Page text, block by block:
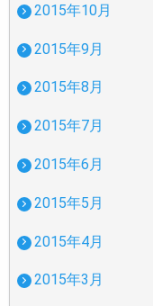
2015年10月
2015年9月
2015年8月
2015年7月
2015年6月
2015年5月
2015年4月
2015年3月